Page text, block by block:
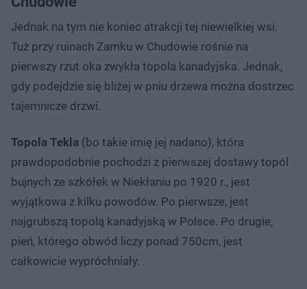
Jednak na tym nie koniec atrakcji tej niewielkiej wsi.
Tuż przy ruinach Zamku w Chudowie rośnie na
pierwszy rzut oka zwykła topola kanadyjska. Jednak,
gdy podejdzie się bliżej w pniu drzewa można dostrzec
tajemnicze drzwi.
Topola Tekla (bo takie imię jej nadano), która
prawdopodobnie pochodzi z pierwszej dostawy topól
bujnych ze szkółek w Niekłaniu po 1920 r., jest
wyjątkowa z kilku powodów. Po pierwsze, jest
najgrubszą topolą kanadyjską w Polsce. Po drugie,
pień, którego obwód liczy ponad 750cm, jest
całkowicie wypróchniały.